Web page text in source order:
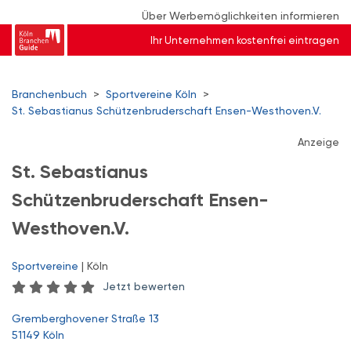
Über Werbemöglichkeiten informieren
Ihr Unternehmen kostenfrei eintragen
Branchenbuch > Sportvereine Köln
>
St. Sebastianus Schützenbruderschaft Ensen-Westhoven.V.
Anzeige
St. Sebastianus
Schützenbruderschaft Ensen-
Westhoven.V.
Sportvereine | Köln
Jetzt bewerten
Gremberghovener Straße 13
51149 Köln